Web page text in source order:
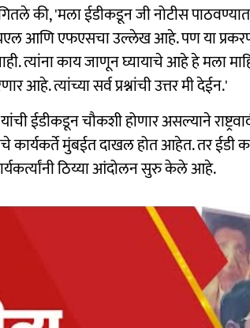
की, 'मला ईडीकडून जी नोटीस
आणि एफएसचा उल्लेख आहे. पण या
त्यांना काय जाणून घ्यायाचे आहे हे मला
आहे. त्यांच्या सर्व प्रश्नांची उत्तर मी देईन.'
ईडीकडून चौकशी होणार असल्याने
कार्यकर्ते मुंबईत दाखल होत आहेत. तर
कार्यकर्त्यांनी ठिय्या आंदोलन सुरु केले आहे.